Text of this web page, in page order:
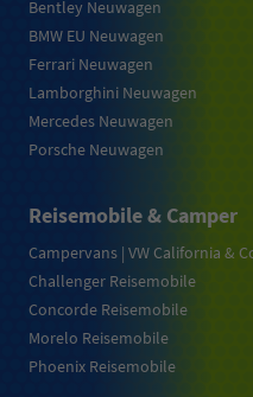
Bentley Neuwagen
BMW EU Neuwagen
Ferrari Neuwagen
Lamborghini Neuwagen
Mercedes Neuwagen
Porsche Neuwagen
Reisemobile & Camper
Campervans | VW California &
Challenger Reisemobile
Concorde Reisemobile
Morelo Reisemobile
Phoenix Reisemobile